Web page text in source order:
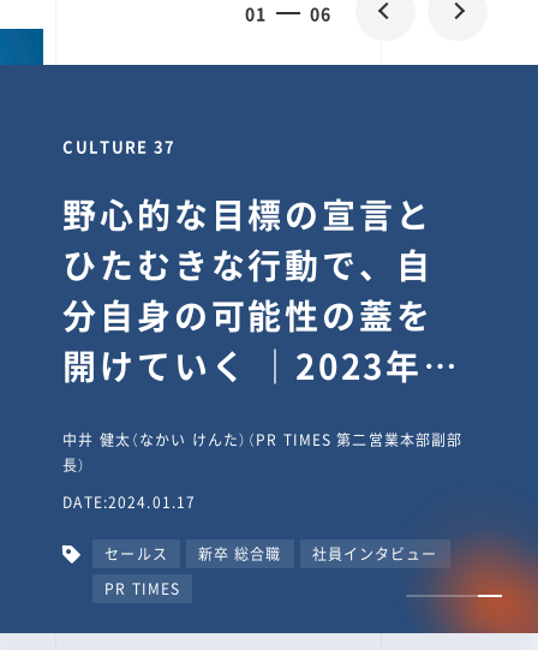
0 06
CULTURE 30
逆境では自分のスタン
スを変え“予想を裏切
り、期待を超える”【真
輔塾・前編】
山田真輔（やまだ しんすけ）（執行役員 兼 Jooto事業部
長）
DATE:2023.09.08
カルチャー CxO キャリア入社 Jooto